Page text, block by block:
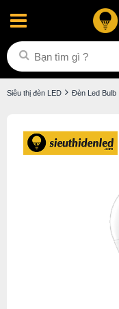
Siêu thị đèn LED Đèn Led Bulb